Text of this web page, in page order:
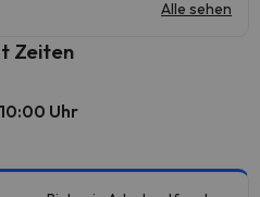
Alle sehen
Zeiten
Uhr